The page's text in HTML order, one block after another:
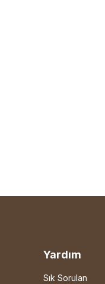
Yardım
Sık Sorulan